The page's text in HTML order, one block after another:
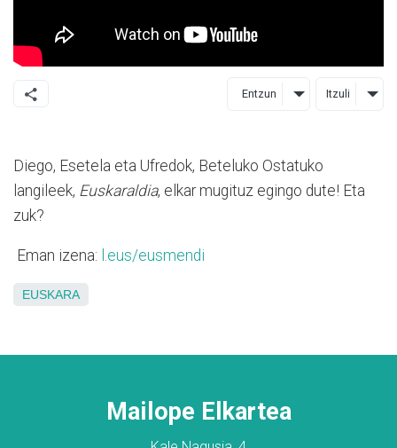
Entzun Itzuli
Diego, Esetela eta Ufredok, Beteluko Ostatuko
langileek, Euskaraldia, elkar mugituz egingo dute! Eta
zuk?
Eman izena: l.eus/eusmendi
EUSKARA
Mailope Elkartea